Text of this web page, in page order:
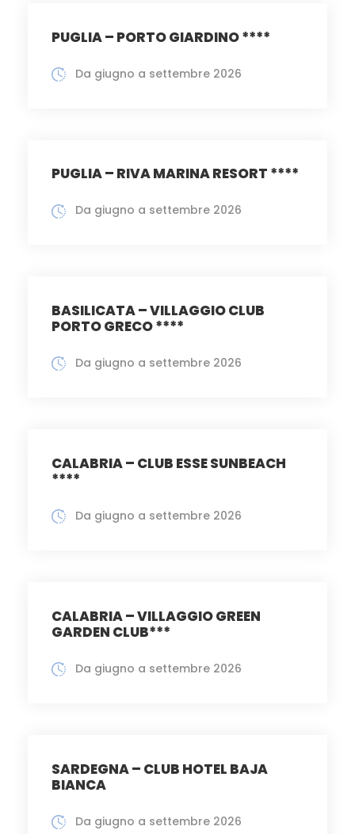
PUGLIA – PORTO GIARDINO ****
Da giugno a settembre 2026
PUGLIA – RIVA MARINA RESORT ****
Da giugno a settembre 2026
BASILICATA – VILLAGGIO CLUB
PORTO GRECO ****
Da giugno a settembre 2026
CALABRIA – CLUB ESSE SUNBEACH
****
Da giugno a settembre 2026
CALABRIA – VILLAGGIO GREEN
GARDEN CLUB***
Da giugno a settembre 2026
SARDEGNA – CLUB HOTEL BAJA
BIANCA
Da giugno a settembre 2026